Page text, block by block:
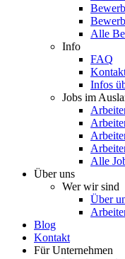
Alle
Info
FAQ
Infos
Jobs im
Alle
Über uns
Wer wir sind
Über
Blog
Kontakt
Für Unternehmen